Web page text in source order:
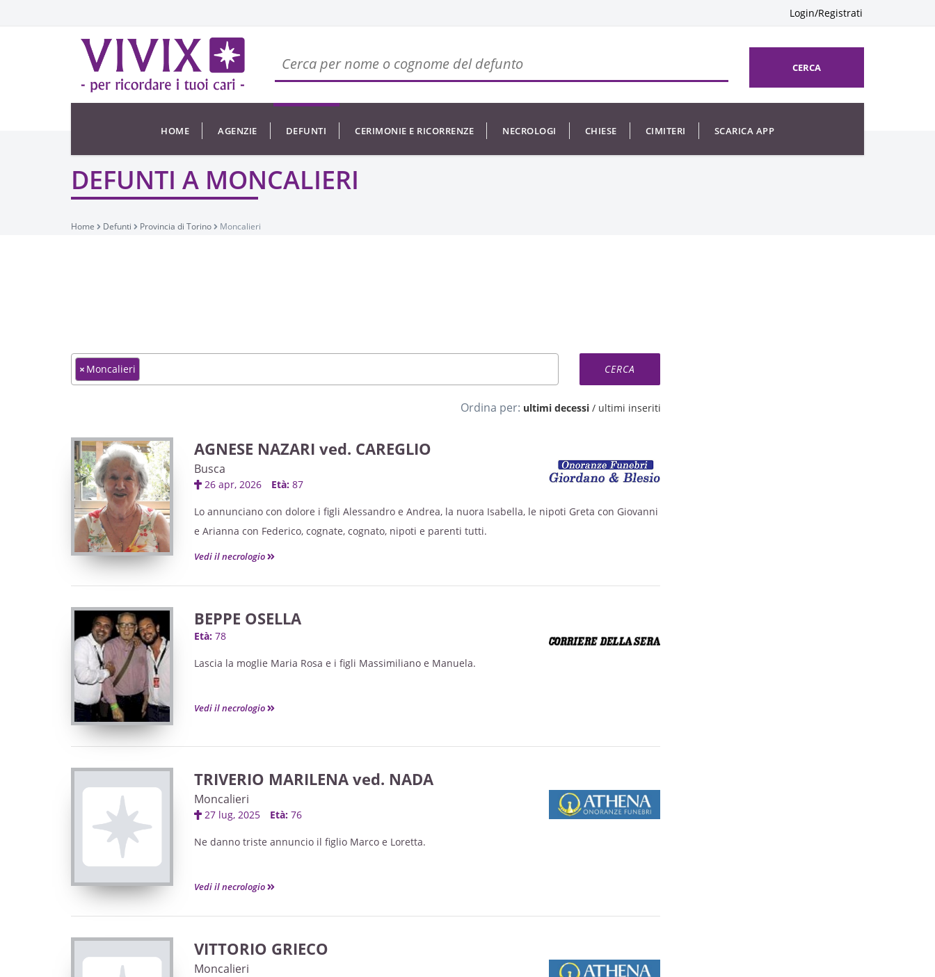
Login/Registrati
CERCA
HOME AGENZIE DEFUNTI CERIMONIE E RICORRENZE NECROLOGI CHIESE CIMITERI SCARICA APP
DEFUNTI A MONCALIERI
Home Defunti Provincia di Torino Moncalieri
× Moncalieri
Ordina per: ultimi decessi/ ultimi inseriti
AGNESE NAZARI ved. CAREGLIO
Busca
26 apr, 2026 Età:87
Lo annunciano con dolore i figli Alessandro e Andrea, la nuora Isabella, le nipoti Greta con Giovanni
e Arianna con Federico, cognate, cognato, nipoti e parenti tutti.
Vedi il necrologio
BEPPE OSELLA
Età: 78
Lascia la moglie Maria Rosa e i figli Massimiliano e Manuela.
Vedi il necrologio
TRIVERIO MARILENA ved. NADA
Moncalieri
27 lug, 2025 Età:76
Ne danno triste annuncio il figlio Marco e Loretta.
Vedi il necrologio
VITTORIO GRIECO
Moncalieri